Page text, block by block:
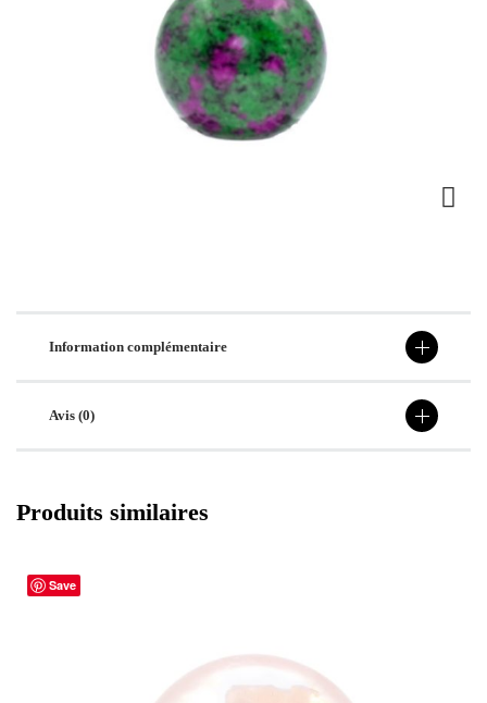
Information complémentaire
Avis (0)
Produits similaires
Save